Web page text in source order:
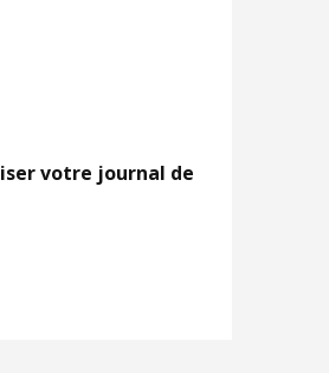
votre journal de